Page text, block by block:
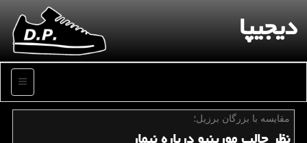
دیجیپا
منو
مقایسه با بزرگان برزیل؛